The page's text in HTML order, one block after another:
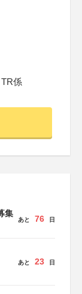
係
集
あと 76 日
あと 23 日